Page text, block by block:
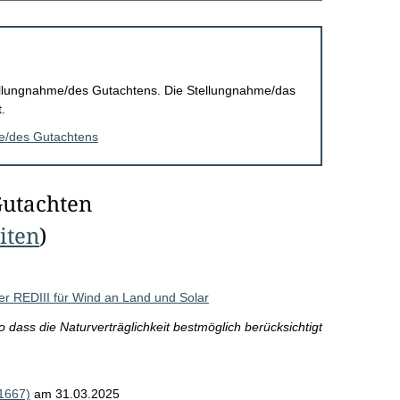
des Gutachtens. Die Stellungnahme/das
des Gutachtens
)
REDIII für Wind an Land und Solar
die Naturverträglichkeit bestmöglich berücksichtigt
am 31.03.2025